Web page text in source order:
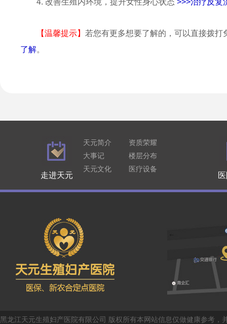
4. 改善生殖内环境，提升女性身心状态 >>>治疗反复
【温馨提示】 若您有更多想要了解的，可以直接拨打
了解。
走进天元
天元简介
资质荣耀
大事记
楼层分布
天元文化
医疗设备
黑龙江天元生殖妇产医院有限公司 版权所有本网站信息仅做健康参考